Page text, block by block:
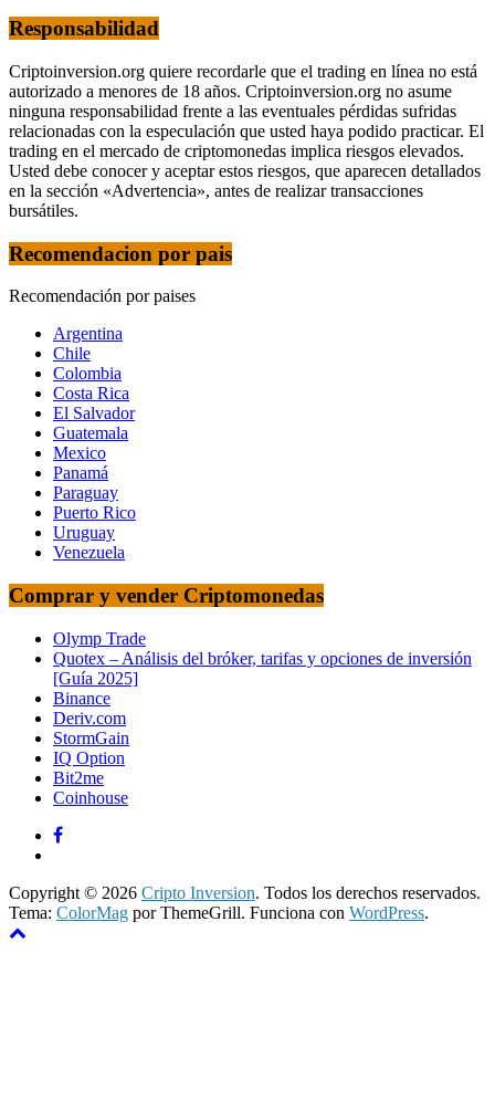
Responsabilidad
Criptoinversion.org quiere recordarle que el trading en línea no está
autorizado a menores de 18 años. Criptoinversion.org no asume
ninguna responsabilidad frente a las eventuales pérdidas sufridas
relacionadas con la especulación que usted haya podido practicar. El
trading en el mercado de criptomonedas implica riesgos elevados.
Usted debe conocer y aceptar estos riesgos, que aparecen detallados
en la sección «Advertencia», antes de realizar transacciones
bursátiles.
Recomendacion por pais
Recomendación por paises
Argentina
Chile
Colombia
Costa Rica
El Salvador
Guatemala
Mexico
Panamá
Paraguay
Puerto Rico
Uruguay
Venezuela
Comprar y vender Criptomonedas
Olymp Trade
Quotex – Análisis del bróker, tarifas y opciones de inversión
[Guía 2025]
Binance
Deriv.com
StormGain
IQ Option
Bit2me
Coinhouse
Copyright © 2026 Cripto Inversion. Todos los derechos reservados.
Tema: ColorMag por ThemeGrill. Funciona con WordPress.